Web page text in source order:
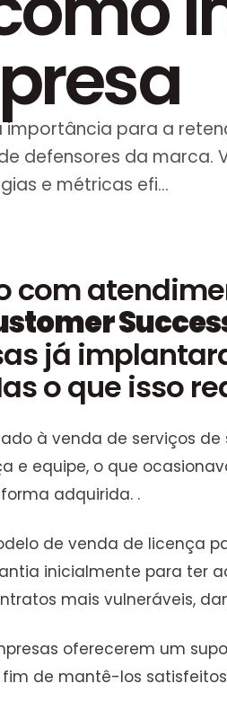
importância para a
defensores da marca.
e métricas efi...
com
já
o que isso
à venda de serviços
e equipe, o que
adquirida. .
de venda de licença
inicialmente para ter
mais vulneráveis,
oferecerem um
fim de mantê-los